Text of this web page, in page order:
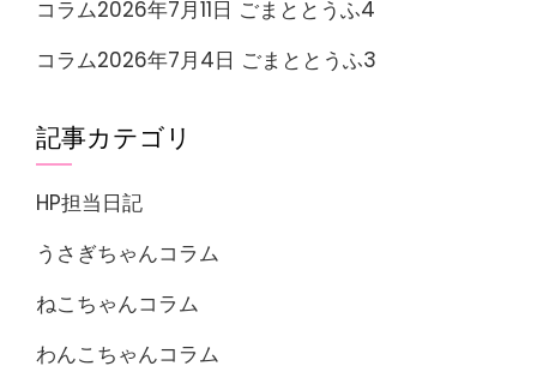
コラム2026年7月11日 ごまととうふ4
コラム2026年7月4日 ごまととうふ3
記事カテゴリ
HP担当日記
うさぎちゃんコラム
ねこちゃんコラム
わんこちゃんコラム